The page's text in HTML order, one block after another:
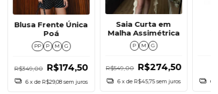
Blusa Frente Única
Poá
PP P M G
R$349,00 R$174,50
6 x de R$29,08 sem juros
Saia Curta em
Malha Assimétrica
P M G
R$549,00 R$274,50
6 x de R$45,75 sem juros 6